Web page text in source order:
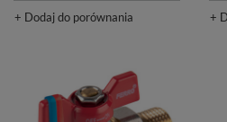
+ Dodaj do porównania +